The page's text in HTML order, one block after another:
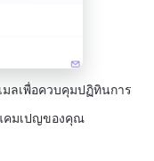
มลเพื่อควบคุมปฏิทินการ
คมเปญของคุณ